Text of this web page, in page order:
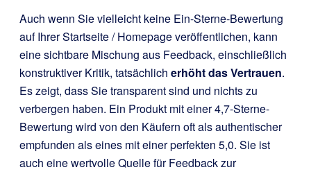
Auch wenn Sie vielleicht keine Ein-Sterne-Bewertung
auf Ihrer Startseite / Homepage veröffentlichen, kann
eine sichtbare Mischung aus Feedback, einschließlich
konstruktiver Kritik, tatsächlich erhöht das Vertrauen.
Es zeigt, dass Sie transparent sind und nichts zu
verbergen haben. Ein Produkt mit einer 4,7-Sterne-
Bewertung wird von den Käufern oft als authentischer
empfunden als eines mit einer perfekten 5,0. Sie ist
auch eine wertvolle Quelle für Feedback zur